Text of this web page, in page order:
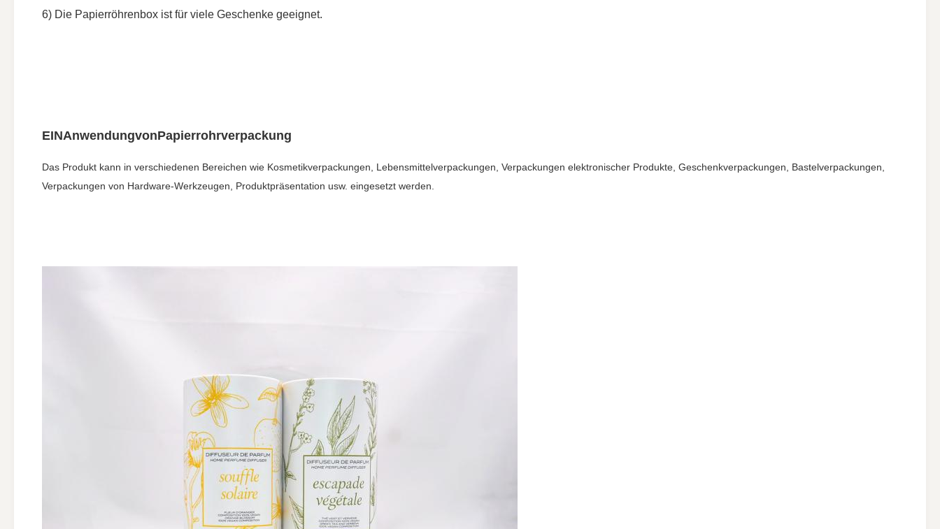
6) Die Papierröhrenbox ist für viele Geschenke geeignet.
EINAnwendungvonPapierrohrverpackung
Das Produkt kann in verschiedenen Bereichen wie Kosmetikverpackungen, Lebensmittelverpackungen, Verpackungen elektronischer Produkte, Geschenkverpackungen, Bastelverpackungen,
Verpackungen von Hardware-Werkzeugen, Produktpräsentation usw. eingesetzt werden.